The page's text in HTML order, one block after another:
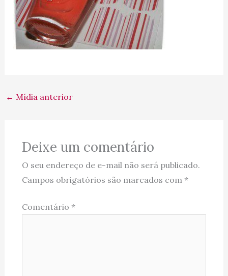
← Mídia anterior
Deixe um comentário
O seu endereço de e-mail não será publicado.
Campos obrigatórios são marcados com *
Comentário *